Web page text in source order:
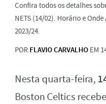
Confira todos os detalhes
NETS (14/02). Horário e
2023/24.
POR FLAVIO CARVALHO EM
Nesta quarta-feira,
Boston Celtics